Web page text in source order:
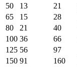
50
13 21
65
15 28
80
21 40
100 36 66
125 56 97
150 91 160